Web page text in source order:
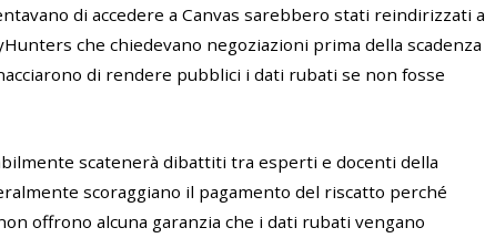
di accedere a Canvas sarebbero stati reindirizzati a
che chiedevano negoziazioni prima della scadenza
di rendere pubblici i dati rubati se non fosse
scatenerà dibattiti tra esperti e docenti della
scoraggiano il pagamento del riscatto perché
offrono alcuna garanzia che i dati rubati vengano